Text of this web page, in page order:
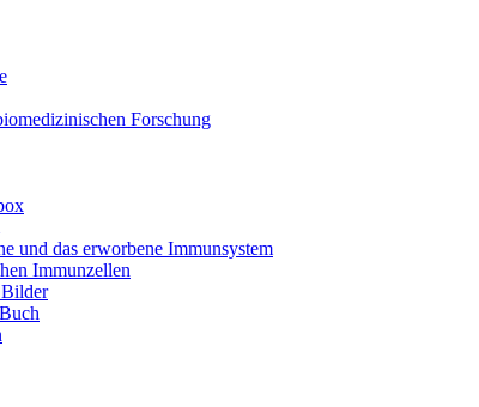
Forschung
und das erworbene Immunsystem
Immunzellen
Bilder